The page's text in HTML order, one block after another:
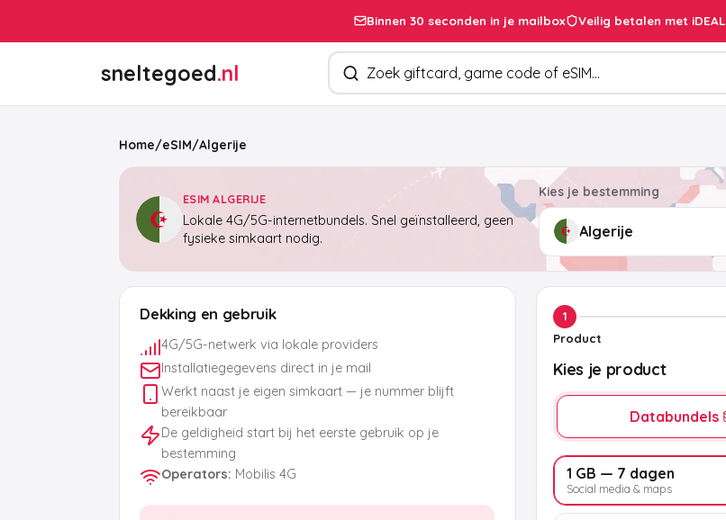
Binnen 30 seconden in je mailbox Veilig betalen met iDEAL
sneltegoed.nl Zoek producten
Home/eSIM/Algerije
ESIM ALGERIJE
Lokale 4G/5G-internetbundels. Snel geïnstalleerd, geen
fysieke simkaart nodig.
Kies je bestemming
Dekking en gebruik
4G/5G-netwerk via lokale providers
Installatiegegevens direct in je mail
Werkt naast je eigen simkaart — je nummer blijft
bereikbaar
De geldigheid start bij het eerste gebruik op je
bestemming
Operators: Mobilis 4G
1
Product
Kies je product
Databundels
1 GB — 7 dagen
Social media & maps